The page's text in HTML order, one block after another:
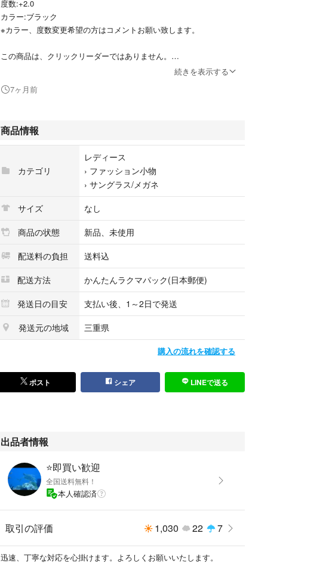
度数:+2.0
カラー:ブラック
※カラー、度数変更希望の方はコメントお願い致します。
この商品は、クリックリーダーではありません。
特徴
自由。必要な時に簡単に装着できます。また、ツルが後ろでつながっ
ているので、外したあとは首からかけておくことが可能です。アクセ
サリー感覚で首に掛けておき、使いたい時に磁石を「カチッ」とする
だけで、メガネを探す手間も省けます。
【軽 量】 28.4ｇと軽く、鼻や耳に対する負担が少なく、快適な付け
【特徴１】 フロントノーズ磁石で着脱する為、掛けたり外したりが多
いシニアグラスに最適です。 【特徴２】 シリコンロープによって首
にかけたまま作業ができます。
【特徴３】 シリコンロープは形状記憶により、外すと自然に丸まり、
コンパクトに保管出来きます。【素材構成】 プラスチック ナイロ
ン 磁石 シリコン
続きを表示する
7ヶ月前
商品情報
カテゴリ
レディース
› ファッション小物
› サングラス/メガネ
サイズ
なし
商品の状態
新品、未使用
配送料の負担
送料込
配送方法
かんたんラクマパック(日本郵便)
発送日の目安
支払い後、1～2日で発送
発送元の地域
三重県
購入の流れを確認する
ポスト シェア LINEで送る
出品者情報
⭐️即買い歓迎
全国送料無料！
本人確認済
取引の評価 1,030 22 7
迅速、丁寧な対応を心掛けます。よろしくお願いいたします。